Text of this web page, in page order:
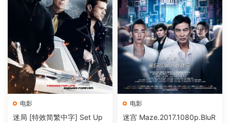
电影
迷局 [特效简繁中字] Set Up
电影
迷宫 Maze.2017.1080p.BluR